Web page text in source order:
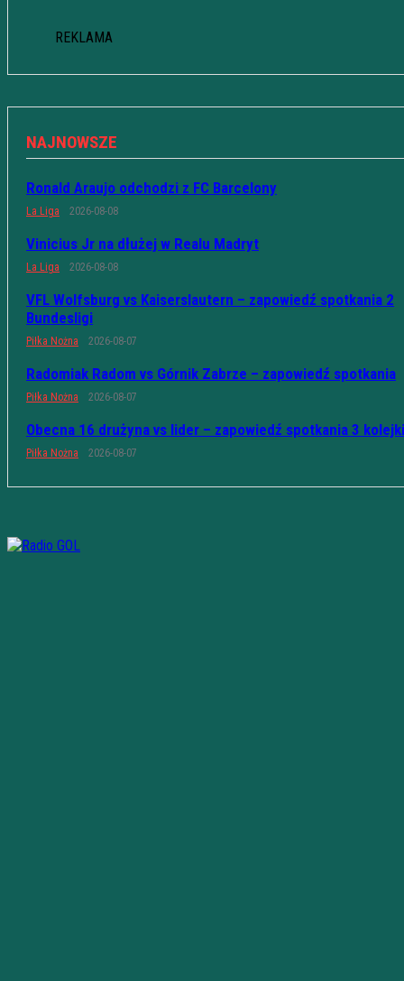
REKLAMA
NAJNOWSZE
Ronald Araujo odchodzi z FC Barcelony
La Liga 2026-08-08
Vinicius Jr na dłużej w Realu Madryt
La Liga 2026-08-08
VFL Wolfsburg vs Kaiserslautern – zapowiedź spotkania 2
Bundesligi
Piłka Nożna 2026-08-07
Radomiak Radom vs Górnik Zabrze – zapowiedź spotkania
Piłka Nożna 2026-08-07
Obecna 16 drużyna vs lider – zapowiedź spotkania 3 kolejki
Piłka Nożna 2026-08-07